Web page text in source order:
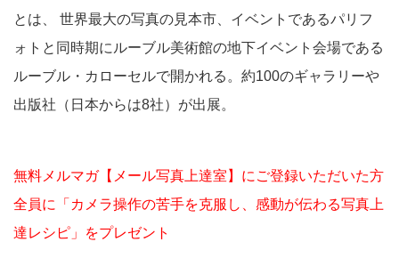
とは、 世界最大の写真の見本市、イベントであるパリフ
ォトと同時期にルーブル美術館の地下イベント会場である
ルーブル・カローセルで開かれる。約100のギャラリーや
出版社（日本からは8社）が出展。
無料メルマガ【メール写真上達室】にご登録いただいた方
全員に「カメラ操作の苦手を克服し、感動が伝わる写真上
達レシピ」をプレゼント